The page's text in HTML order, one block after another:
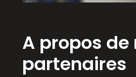
A propos de
partenaires